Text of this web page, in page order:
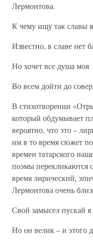
Лермонтова.
К чему ищу так славы
Известно, в славе нет
Но хочет все душа моя
Во всем дойти до
В стихотворении
который обдумывает
вероятно, что это –
им в то время сюжет
времен татарского
поэмы перекликаются
время лирический,
Лермонтова очень
Свой замысел пускай
Но он велик – и этого